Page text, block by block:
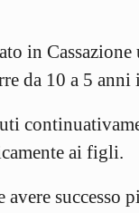
in
da 10 a 5 anni
ai figli.
avere successo